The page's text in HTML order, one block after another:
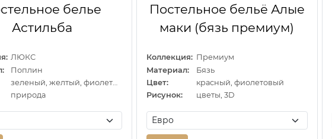
белье
Астильба
ЛЮКС
Поплин
зеленый, желтый, фиолетовый
природа
Постельное бельё Алые
маки (бязь премиум)
Коллекция: Премиум
Материал:
Бязь
Цвет:
красный, фиолетовый
Рисунок:
цветы, 3D